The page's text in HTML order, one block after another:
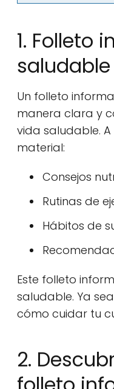
1. Folleto
saludable
Un folleto
manera clara y
vida saludable.
material:
Consejos
Rutinas de
Hábitos de
Este folleto
saludable. Ya
cómo cuidar tu
2.